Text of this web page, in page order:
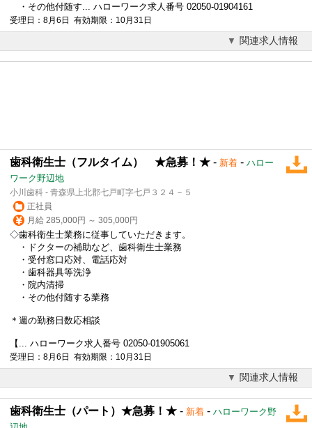
・その他付随す... ハローワーク求人番号 02050-01904161
受理日：8月6日 有効期限：10月31日
関連求人情報
歯科衛生士（フルタイム） ★急募！★ - 新着 - ハロー
ワーク野辺地
小川歯科 - 青森県上北郡七戸町字七戸３２４－５
正社員
月給 285,000円 ～ 305,000円
◇歯科衛生士業務に従事していただきます。
・ドクターの補助など、歯科衛生士業務
・受付窓口応対、電話応対
・歯科器具等洗浄
・院内清掃
・その他付随する業務
＊週の勤務日数応相談
【... ハローワーク求人番号 02050-01905061
受理日：8月6日 有効期限：10月31日
関連求人情報
歯科衛生士（パート）★急募！★ - 新着 - ハローワーク野